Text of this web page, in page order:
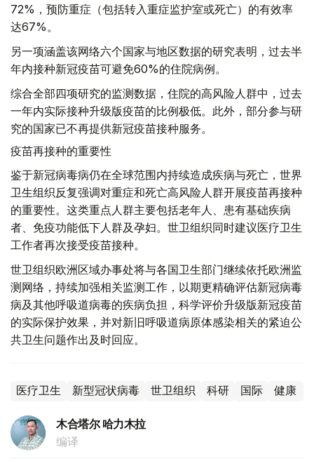
72%，预防重症（包括转入重症监护室或死亡）的有效率
达67%。
另一项涵盖该网络六个国家与地区数据的研究表明，过去半
年内接种新冠疫苗可避免60%的住院病例。
综合全部四项研究的监测数据，住院的高风险人群中，过去
一年内实际接种升级版疫苗的比例极低。此外，部分参与研
究的国家已不再提供新冠疫苗接种服务。
疫苗再接种的重要性
鉴于新冠病毒病仍在全球范围内持续造成疾病与死亡，世界
卫生组织反复强调对重症和死亡高风险人群开展疫苗再接种
的重要性。这类重点人群主要包括老年人、患有基础疾病
者、免疫功能低下人群及孕妇。世卫组织同时建议医疗卫生
工作者再次接受疫苗接种。
世卫组织欧洲区域办事处将与各国卫生部门继续依托欧洲监
测网络，持续加强相关监测工作，以期更精确评估新冠病毒
病及其他呼吸道病毒的疾病负担，科学评价升级版新冠疫苗
的实际保护效果，并对新旧呼吸道病原体感染相关的紧迫公
共卫生问题作出及时回应。
医疗卫生 新型冠状病毒 世卫组织 科研 国际 健康
木合塔尔 哈力木拉
编译